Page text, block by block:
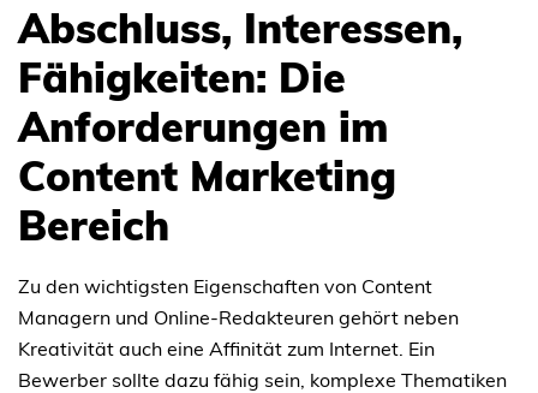
Abschluss, Interessen,
Fähigkeiten: Die
Anforderungen im
Content Marketing
Bereich
Zu den wichtigsten Eigenschaften von Content
Managern und Online-Redakteuren gehört neben
Kreativität auch eine Affinität zum Internet. Ein
Bewerber sollte dazu fähig sein, komplexe Thematiken